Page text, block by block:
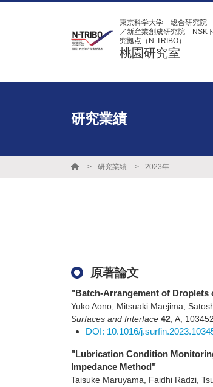
東京科学大学 総合研究院
／新産業創成研究院 NSK
究拠点（N-TRIBO）
桃園研究室
研究業績
研究業績 2023年
原著論文
"Batch-Arrangement of Droplets
Yuko Aono, Mitsuaki Maejima,
Surfaces and Interface 42 A 103452
DOI: 10.1016/
"Lubrication Condition
Impedance Method"
Taisuke Maruyama, Faidhi Radzi,